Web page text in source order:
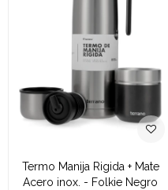
Termo Manija Rigida + Mate
Acero inox. - Folkie Negro